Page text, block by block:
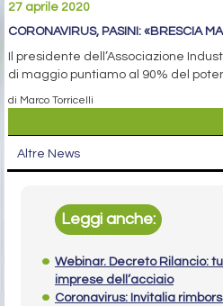
27 aprile 2020
CORONAVIRUS, PASINI: «BRESCIA
Il presidente dell’Associazione
di maggio puntiamo al 90% del
di Marco Torricelli
Altre News
Leggi anche:
Webinar. Decreto Rilancio:
imprese dell’acciaio
Coronavirus: Invitalia